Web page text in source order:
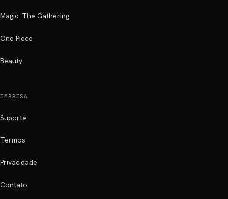
Magic: The Gathering
One Piece
Beauty
EMPRESA
Suporte
Termos
Privacidade
Contato